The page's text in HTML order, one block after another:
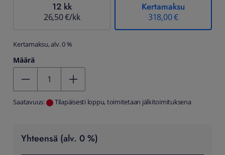
12 kk
26,50 €/kk
Kertamaksu
318,00 €
Kertamaksu, alv. 0 %
Määrä
Saatavuus: Tilapäisesti loppu, toimitetaan jälkitoimituksena
Yhteensä (alv. 0 %)